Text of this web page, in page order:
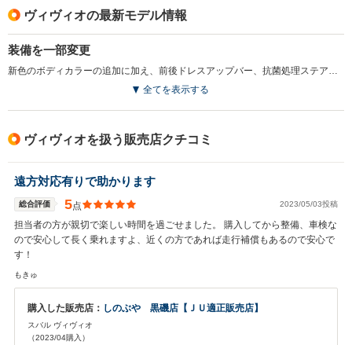
ヴィヴィオの最新モデル情報
装備を一部変更
全てを表示する
ヴィヴィオを扱う販売店クチコミ
遠方対応有りで助かります
総合評価 5点 2023/05/03投稿
担当者の方が親切で楽しい時間を過ごせました。 購入してから整備、車検な
ので安心して長く乗れますよ、近くの方であれば走行補償もあるので安心で
す！
もきゅ
購入した販売店： しのぶや 黒磯店【ＪＵ適正販売店】
スバル ヴィヴィオ
（2023/04購入）